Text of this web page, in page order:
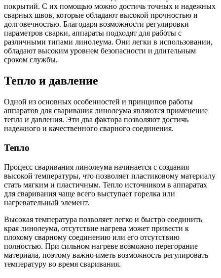
покрытий. С их помощью можно достичь точных и надежных
сварных швов, которые обладают высокой прочностью и
долговечностью. Благодаря возможности регулировки
параметров сварки, аппараты подходят для работы с
различными типами линолеума. Они легки в использовании,
обладают высоким уровнем безопасности и длительным
сроком службы.
Тепло и давление
Одной из основных особенностей и принципов работы
аппаратов для сваривания линолеума являются применение
тепла и давления. Эти два фактора позволяют достичь
надежного и качественного сварного соединения.
Тепло
Процесс сваривания линолеума начинается с создания
высокой температуры, что позволяет пластиковому материалу
стать мягким и пластичным. Тепло источником в аппаратах
для сваривания чаще всего выступает горелка или
нагревательный элемент.
Высокая температура позволяет легко и быстро соединить
края линолеума, отсутствие нагрева может привести к
плохому сварному соединению или его отсутствию
полностью. При сильном нагреве возможно перегорание
материала, поэтому важно иметь возможность регулировать
температуру во время сваривания.